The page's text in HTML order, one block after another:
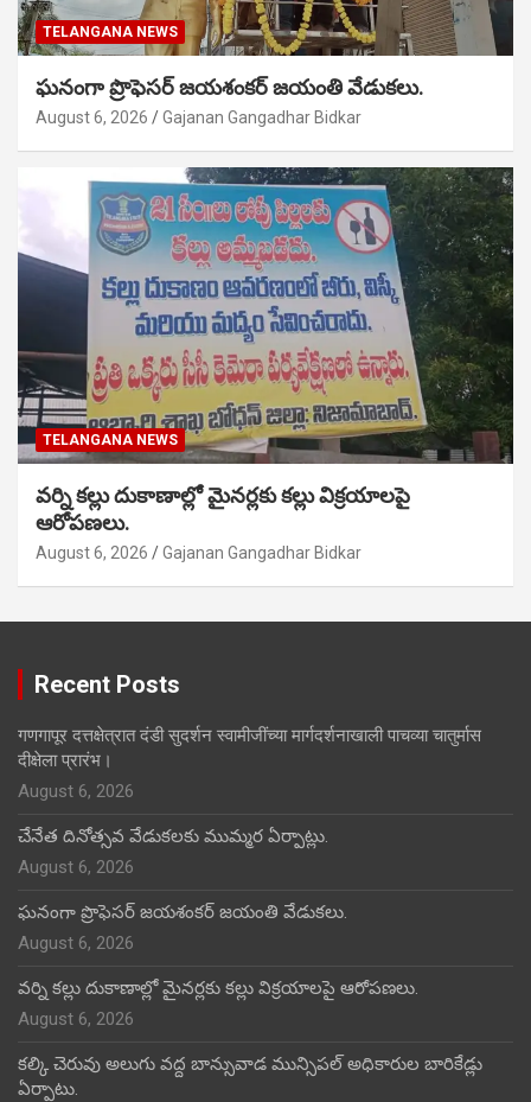
TELANGANA NEWS
ఘనంగా ప్రొఫెసర్ జయశంకర్ జయంతి వేడుకలు.
August 6, 2026 Gajanan Gangadhar Bidkar
TELANGANA NEWS
వర్ని కల్లు దుకాణాల్లో మైనర్లకు కల్లు విక్రయాలపై
ఆరోపణలు.
August 6, 2026 Gajanan Gangadhar Bidkar
Recent Posts
गणगापूर दत्तक्षेत्रात दंडी सुदर्शन स्वामीजींच्या मार्गदर्शनाखाली पाचव्या चातुर्मास
दीक्षेला प्रारंभ।
August 6, 2026
చేనేత దినోత్సవ వేడుకలకు ముమ్మర ఏర్పాట్లు.
August 6, 2026
ఘనంగా ప్రొఫెసర్ జయశంకర్ జయంతి వేడుకలు.
August 6, 2026
వర్ని కల్లు దుకాణాల్లో మైనర్లకు కల్లు విక్రయాలపై ఆరోపణలు.
August 6, 2026
కల్కి చెరువు అలుగు వద్ద బాన్సువాడ మున్సిపల్ అధికారుల బారికేడ్లు
ఏర్పాటు.